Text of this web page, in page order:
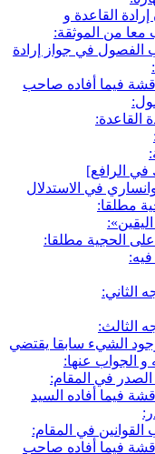
القاعدة و
من الموثقة:
في جواز إرادة
فيما أفاده صاحب
الرافع‏]
في الاستدلال
مطلقا:
الحجية مطلقا:
الشي‏ء سابقا يقتضي
الجواب عنها:
في المقام:
فيما أفاده السيد
في المقام:
فيما أفاده صاحب